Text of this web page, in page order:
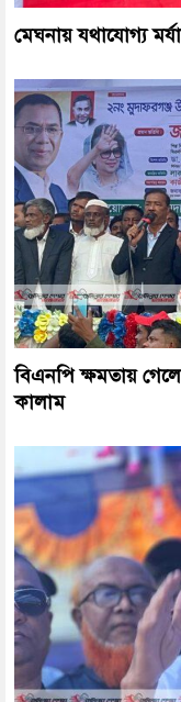
মেঘনায় যথাযোগ্য
বিএনপি ক্ষমতায়
কালাম